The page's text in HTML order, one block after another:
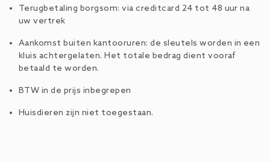
Terugbetaling borgsom: via creditcard 24 tot 48 uur na
uw vertrek
Aankomst buiten kantooruren: de sleutels worden in een
kluis achtergelaten. Het totale bedrag dient vooraf
betaald te worden.
BTW in de prijs inbegrepen
Huisdieren zijn niet toegestaan.